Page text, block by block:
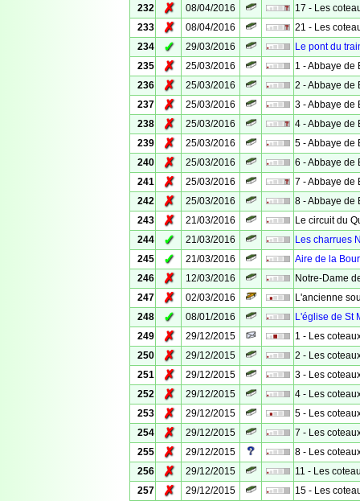
232
✗ 08/04/2016
17 - Les
233
✗ 08/04/2016
21 - Les
234
✓ 29/03/2016
Le pont du
235
✗ 25/03/2016
1 - Abbaye de
236
✗ 25/03/2016
2 - Abbaye de
237
✗ 25/03/2016
3 - Abbaye de
238
✗ 25/03/2016
4 - Abbaye de
239
✗ 25/03/2016
5 - Abbaye de
240
✗ 25/03/2016
6 - Abbaye de
241
✗ 25/03/2016
7 - Abbaye de
242
✗ 25/03/2016
8 - Abbaye de
243
✗ 21/03/2016
Le circuit du
244
✓ 21/03/2016
Les charrues
245
✓ 21/03/2016
Aire de la
246
✗ 12/03/2016
Notre-Dame
247
✗ 02/03/2016
L'ancienne
248
✓ 08/01/2016
L'église de St
249
✗ 29/12/2015
1 - Les
250
✗ 29/12/2015
2 - Les
251
✗ 29/12/2015
3 - Les
252
✗ 29/12/2015
4 - Les
253
✗ 29/12/2015
5 - Les
254
✗ 29/12/2015
7 - Les
255
✗ 29/12/2015
8 - Les
256
✗ 29/12/2015
11 - Les
257
✗ 29/12/2015
15 - Les